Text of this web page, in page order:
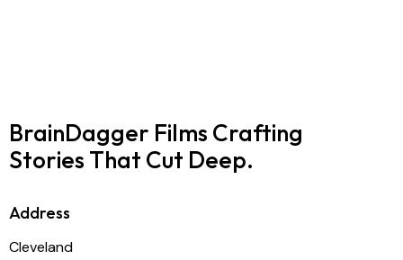
BrainDagger Films Crafting
Stories That Cut Deep.
Address
Cleveland